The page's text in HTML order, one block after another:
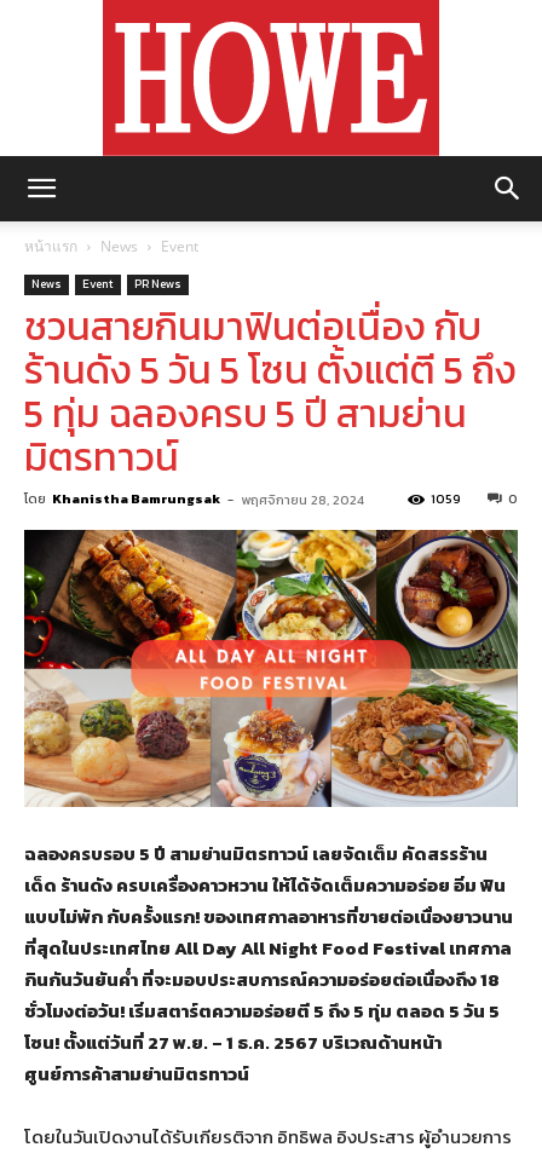
หน้าแรก News Event
News Event PR News
ชวนสายกินมาฟินต่อเนื่อง กับ
ร้านดัง 5 วัน 5 โซน ตั้งแต่ตี 5 ถึง
5 ทุ่ม ฉลองครบ 5 ปี สามย่าน
มิตรทาวน์
โดย Khanistha Bamrungsak - พฤศจิกายน 28, 2024 0
1059
ฉลองครบรอบ 5 ปี สามย่านมิตรทาวน์ เลยจัดเต็ม คัดสรรร้าน
เด็ด ร้านดัง ครบเครื่องคาวหวาน ให้ได้จัดเต็มความอร่อย อิ่ม ฟิน
แบบไม่พัก กับครั้งแรก! ของเทศกาลอาหารที่ขายต่อเนื่องยาวนาน
ที่สุดในประเทศไทย All Day All Night Food Festival เทศกาล
กินกันวันยันค่ำ ที่จะมอบประสบการณ์ความอร่อยต่อเนื่องถึง 18
ชั่วโมงต่อวัน! เริ่มสตาร์ตความอร่อยตี 5 ถึง 5 ทุ่ม ตลอด 5 วัน 5
โซน! ตั้งแต่วันที่27 พ.ย. – 1 ธ.ค. 2567 บริเวณด้านหน้า
ศูนย์การค้าสามย่านมิตรทาวน์
โดยในวันเปิดงานได้รับเกียรติจาก อิทธิพล อิงประสาร ผู้อำนวยการ